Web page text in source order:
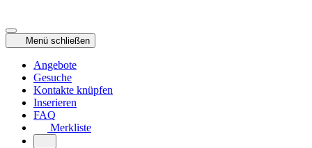
Menü schließen
Angebote
Gesuche
Kontakte knüpfen
Inserieren
FAQ
Merkliste